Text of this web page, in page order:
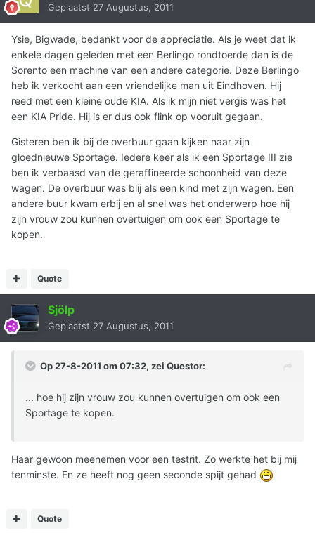
Geplaatst 27 Augustus, 2011
Ysie, Bigwade, bedankt voor de appreciatie. Als je weet dat ik
enkele dagen geleden met een Berlingo rondtoerde dan is de
Sorento een machine van een andere categorie. Deze Berlingo
heb ik verkocht aan een vriendelijke man uit Eindhoven. Hij
reed met een kleine oude KIA. Als ik mijn niet vergis was het
een KIA Pride. Hij is er dus ook flink op vooruit gegaan.
Gisteren ben ik bij de overbuur gaan kijken naar zijn
gloednieuwe Sportage. Iedere keer als ik een Sportage III zie
ben ik verbaasd van de geraffineerde schoonheid van deze
wagen. De overbuur was blij als een kind met zijn wagen. Een
andere buur kwam erbij en al snel was het onderwerp hoe hij
zijn vrouw zou kunnen overtuigen om ook een Sportage te
kopen.
Quote
Sjölp
Geplaatst 27 Augustus, 2011
Op 27-8-2011 om 07:32, zei Questor:
... hoe hij zijn vrouw zou kunnen overtuigen om ook een
Sportage te kopen.
Haar gewoon meenemen voor een testrit. Zo werkte het bij mij
tenminste. En ze heeft nog geen seconde spijt gehad
Quote